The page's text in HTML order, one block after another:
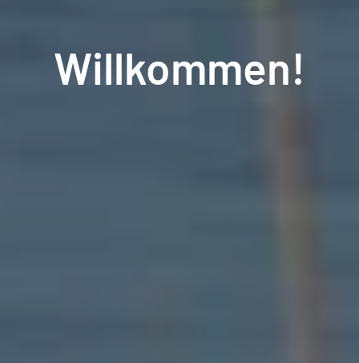
Willkommen!